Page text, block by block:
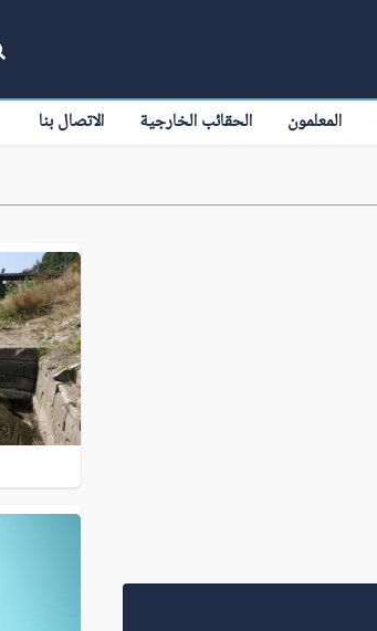
المعلمون الحقائب الخارجية الاتصال بنا